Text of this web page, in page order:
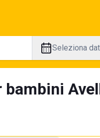
Seleziona
bambini